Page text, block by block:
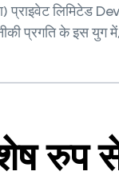
लिमिटेड
प्रगति के इस
रुप से